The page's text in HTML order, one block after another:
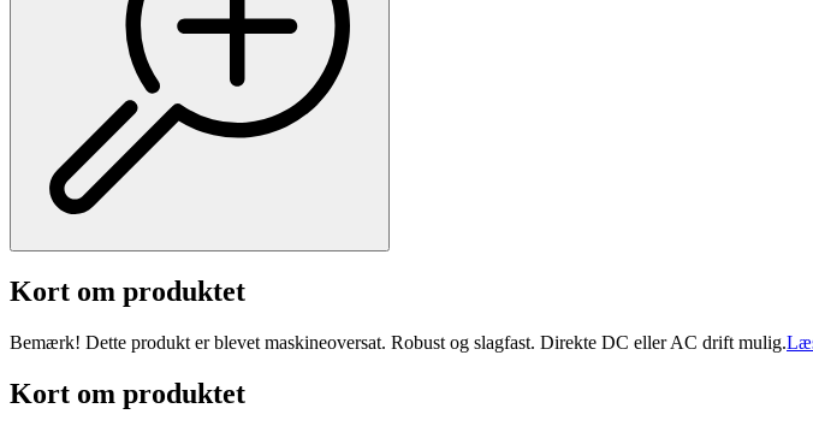
Kort om produktet
Bemærk! Dette produkt er blevet maskineoversat. Robust og slagfast. Direkte DC eller AC drift mulig.
Kort om produktet